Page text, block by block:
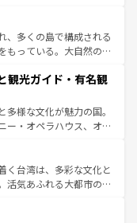
ピング、エンターテイ
ットだ。一方、アメリカ
ドキャニオンやイエロー
美食が融合した独特の
地域で異なる魅力を楽
史を感じることができ
列車の旅も、アメリカ
、多くの島で構成される
もっている。大自然の神
の観光地といえばオアフ
ウイ島やカウアイ島が
く海をはじめ、豊かな
ロハスピリット」と呼ば
ワイアンミュージッ
べてがハワイの魅力を彩
と感動が待っているハ
観光ガイド・有名観
様な文化が魅力の国。
ー・オペラハウス、オー
ウルル（エアーズロッ
やケアンズの熱帯雨林な
カフェやワイン、オージ
り、サーフィンやダイ
く台湾は、多彩な文化と
活気あふれる大都市の台
東部など、都市の喧騒